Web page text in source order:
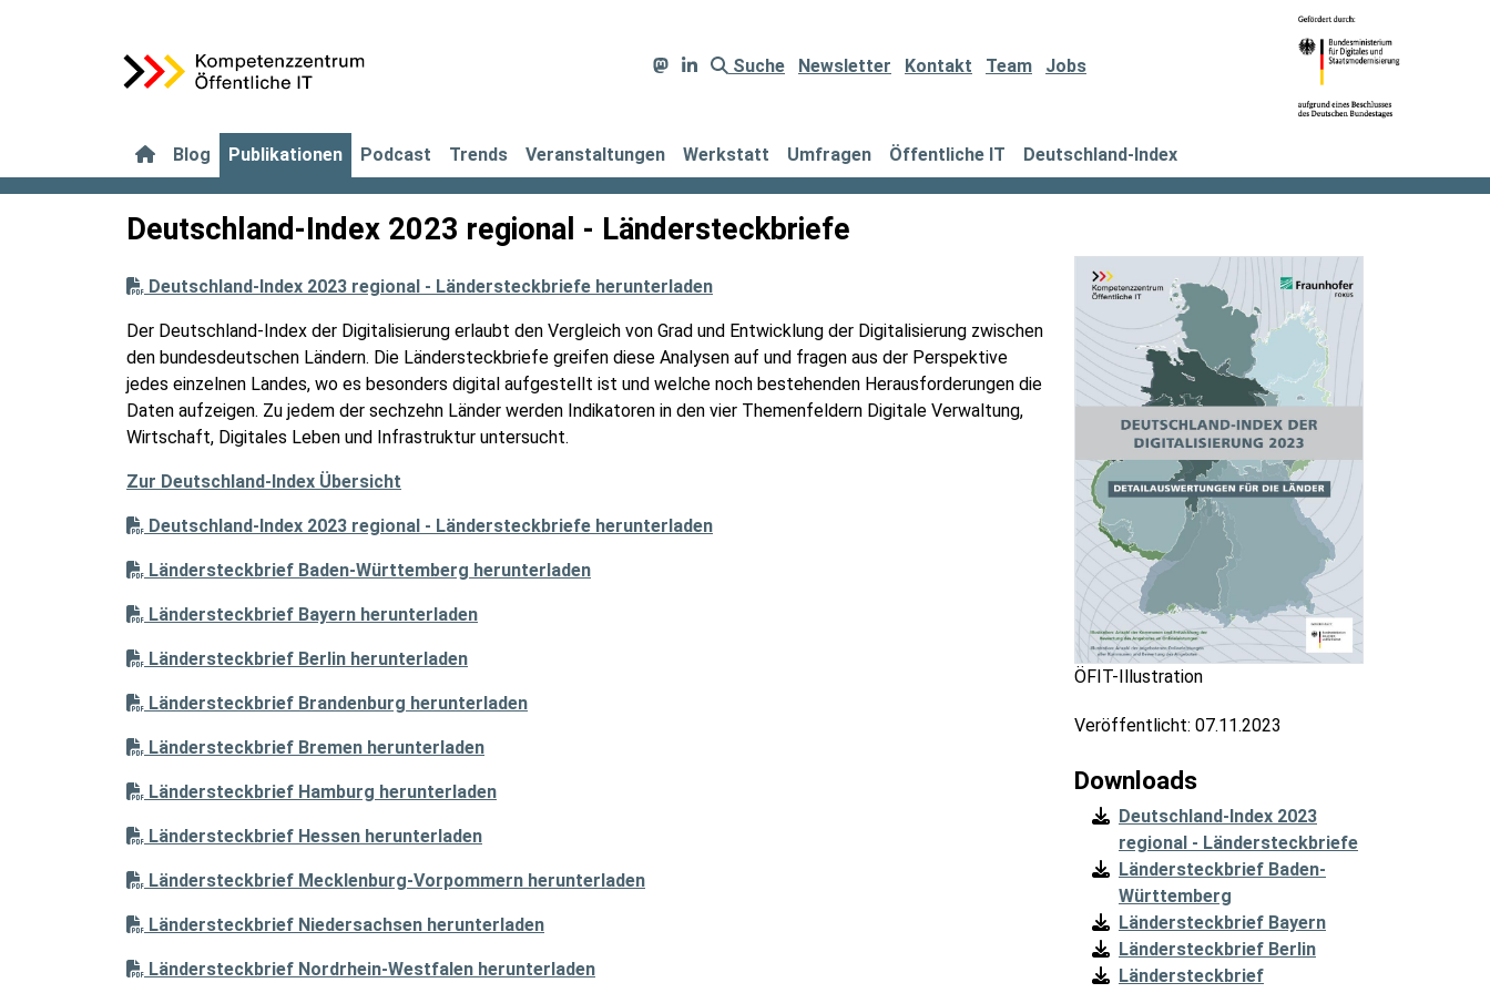
Suche Newsletter Kontakt Team Jobs
Blog Publikationen Podcast Trends Veranstaltungen Werkstatt Umfragen Öffentliche IT Deutschland-Index
Deutschland-Index 2023 regional - Ländersteckbriefe
Deutschland-Index 2023 regional - Ländersteckbriefe herunterladen
Der Deutschland-Index der Digitalisierung erlaubt den Vergleich von Grad und Entwicklung der Digitalisierung zwischen
den bundesdeutschen Ländern. Die Ländersteckbriefe greifen diese Analysen auf und fragen aus der Perspektive
jedes einzelnen Landes, wo es besonders digital aufgestellt ist und welche noch bestehenden Herausforderungen die
Daten aufzeigen. Zu jedem der sechzehn Länder werden Indikatoren in den vier Themenfeldern Digitale Verwaltung,
Wirtschaft, Digitales Leben und Infrastruktur untersucht.
Zur Deutschland-Index Übersicht
Deutschland-Index 2023 regional - Ländersteckbriefe herunterladen
Ländersteckbrief Baden-Württemberg herunterladen
Ländersteckbrief Bayern herunterladen
Ländersteckbrief Berlin herunterladen
Ländersteckbrief Brandenburg herunterladen
Ländersteckbrief Bremen herunterladen
Ländersteckbrief Hamburg herunterladen
Ländersteckbrief Hessen herunterladen
Ländersteckbrief Mecklenburg-Vorpommern herunterladen
Ländersteckbrief Niedersachsen herunterladen
Ländersteckbrief Nordrhein-Westfalen herunterladen
ÖFIT-Illustration
Veröffentlicht: 07.11.2023
Downloads
Deutschland-Index 2023
regional - Ländersteckbriefe
Ländersteckbrief Baden-
Württemberg
Ländersteckbrief Bayern
Ländersteckbrief Berlin
Ländersteckbrief